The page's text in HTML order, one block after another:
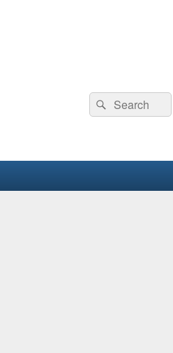
検
索:
検
索